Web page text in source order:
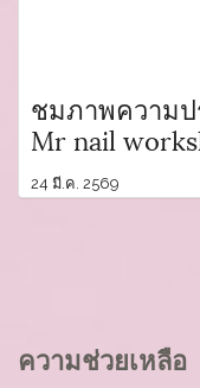
ชมภาพความป
Mr nail
24 มี.ค. 2569
ความช่วยเหลือ